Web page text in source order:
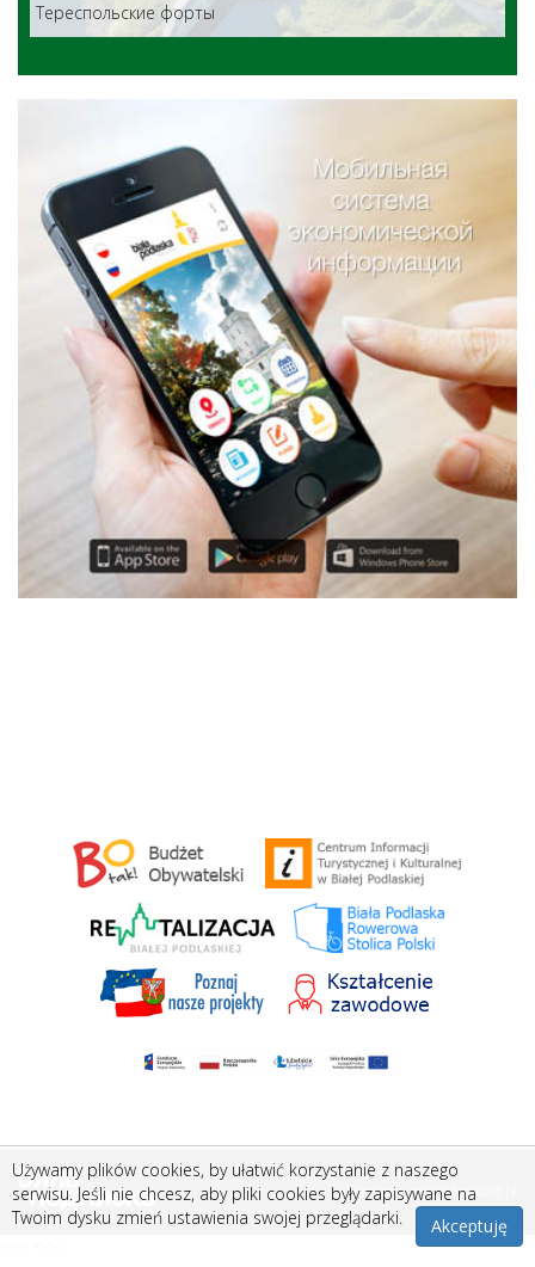
Teреспольские форты
Stworzone przezAmistad.pl
Używamy plików cookies, by ułatwić korzystanie z naszego
serwisu. Jeśli nie chcesz, aby pliki cookies były zapisywane na
Twoim dysku zmień ustawienia swojej przeglądarki.
Akceptuję